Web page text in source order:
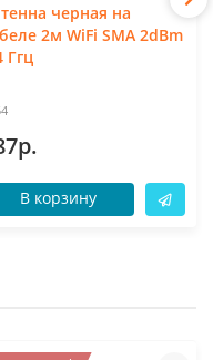
черная на
2м WiFi SMA 2dBm
Ггц
В корзину